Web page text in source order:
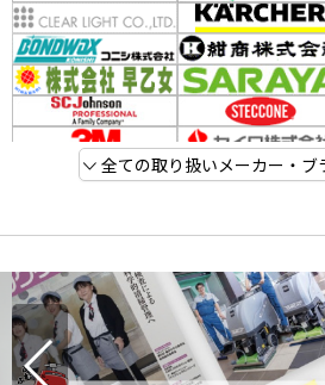
全ての取り扱いメーカー・ブ